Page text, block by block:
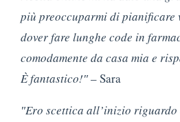
più preoccuparmi di pianificare
dover fare lunghe code in
comodamente da casa mia e
È fantastico!″– Sara
″Ero scettica all’inizio